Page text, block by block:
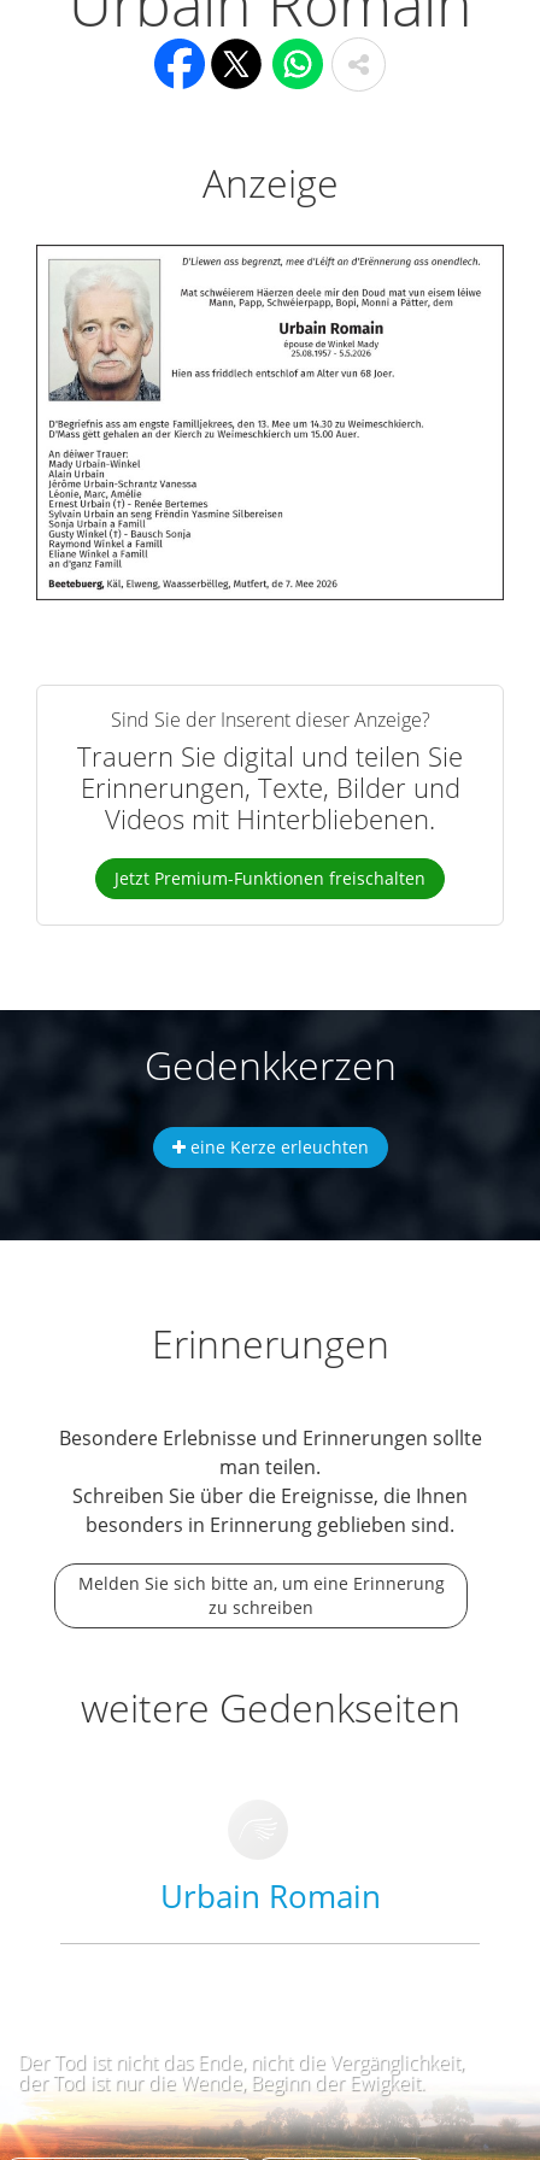
Anzeige
Sind Sie der Inserent dieser Anzeige?
Trauern Sie digital und teilen Sie
Erinnerungen, Texte, Bilder und
Videos mit Hinterbliebenen.
Jetzt Premium-Funktionen freischalten
Gedenkkerzen
eine Kerze erleuchten
Erinnerungen
Besondere Erlebnisse und Erinnerungen sollte
man teilen.
Schreiben Sie über die Ereignisse, die Ihnen
besonders in Erinnerung geblieben sind.
Melden Sie sich bitte an, um eine Erinnerung
zu schreiben
weitere Gedenkseiten
Urbain Romain
Der Tod ist nicht das Ende, nicht die Vergänglichkeit,
der Tod ist nur die Wende, Beginn der Ewigkeit.